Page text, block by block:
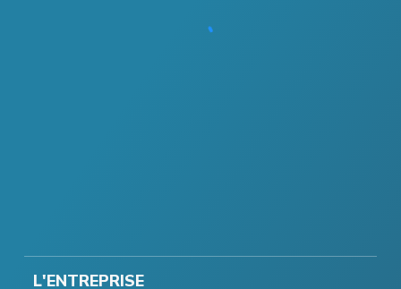
L'ENTREPRISE